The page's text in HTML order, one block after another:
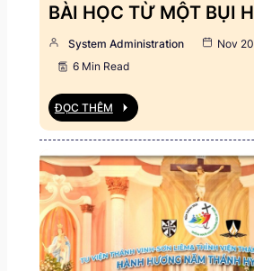
BÀI HỌC TỪ MỘT BỤI
System Administration
Nov
6 Min Read
ĐỌC THÊM